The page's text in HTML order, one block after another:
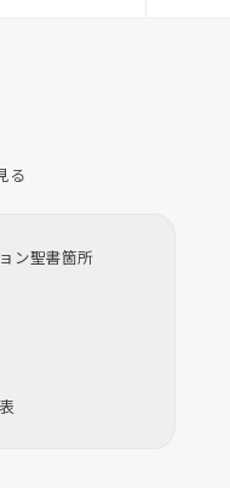
る
ン聖書箇所